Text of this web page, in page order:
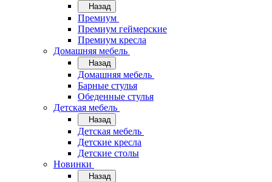
Назад
Премиум
Премиум геймерские
Премиум кресла
Домашняя мебель
Назад
Домашняя мебель
Барные стулья
Обеденные стулья
Детская мебель
Назад
Детская мебель
Детские кресла
Детские столы
Новинки
Назад